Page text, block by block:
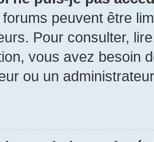
peuvent être
Pour consulter,
vous avez besoin
ou un